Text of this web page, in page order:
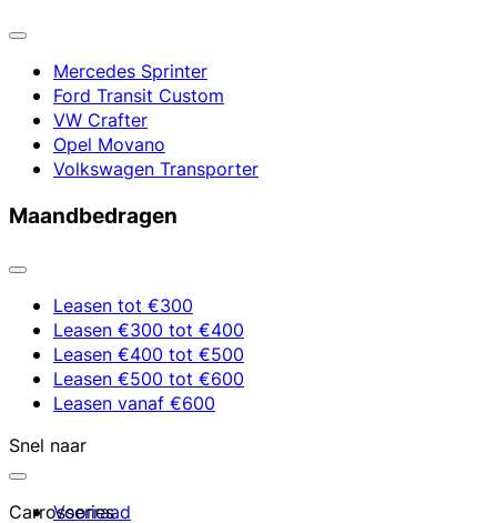
Mercedes Sprinter
Ford Transit Custom
VW Crafter
Opel Movano
Volkswagen Transporter
Maandbedragen
Leasen tot €300
Leasen €300 tot €400
Leasen €400 tot €500
Leasen €500 tot €600
Leasen vanaf €600
Snel naar
Voorraad
Carrosseries